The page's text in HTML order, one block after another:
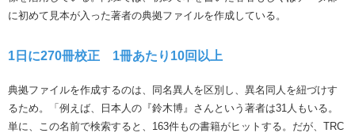
に初めて見本が入った著者の典拠ファイルを作成している。
1日に270冊校正 1冊あたり10回以上
典拠ファイルを作成するのは、同名異人を区別し、異名同人を紐づけす
るため。「例えば、日本人の『鈴木博』さんという著者は31人もいる。
単に、この名前で検索すると、163件もの書籍がヒットする。だが、TRC